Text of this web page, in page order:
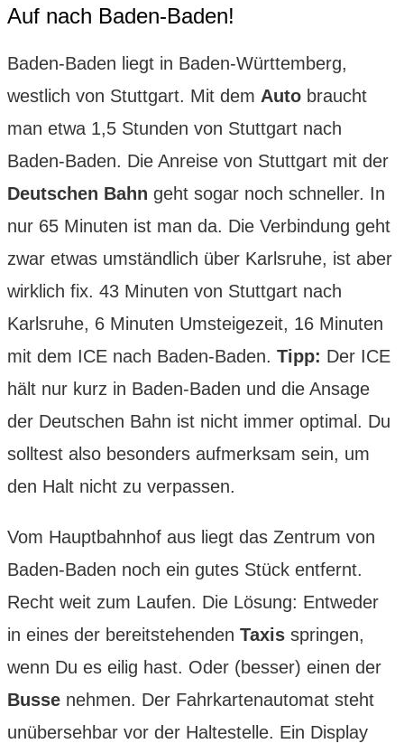
Auf nach Baden-Baden!
Baden-Baden liegt in Baden-Württemberg,
westlich von Stuttgart. Mit dem Auto braucht
man etwa 1,5 Stunden von Stuttgart nach
Baden-Baden. Die Anreise von Stuttgart mit der
Deutschen Bahn geht sogar noch schneller. In
nur 65 Minuten ist man da. Die Verbindung geht
zwar etwas umständlich über Karlsruhe, ist aber
wirklich fix. 43 Minuten von Stuttgart nach
Karlsruhe, 6 Minuten Umsteigezeit, 16 Minuten
mit dem ICE nach Baden-Baden. Tipp: Der ICE
hält nur kurz in Baden-Baden und die Ansage
der Deutschen Bahn ist nicht immer optimal. Du
solltest also besonders aufmerksam sein, um
den Halt nicht zu verpassen.
Vom Hauptbahnhof aus liegt das Zentrum von
Baden-Baden noch ein gutes Stück entfernt.
Recht weit zum Laufen. Die Lösung: Entweder
in eines der bereitstehenden Taxis springen,
wenn Du es eilig hast. Oder (besser) einen der
Busse nehmen. Der Fahrkartenautomat steht
unübersehbar vor der Haltestelle. Ein Display